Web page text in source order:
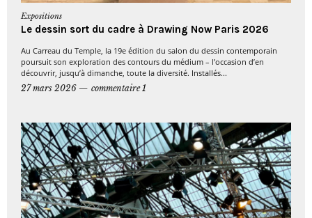
Expositions
Le dessin sort du cadre à Drawing Now Paris 2026
Au Carreau du Temple, la 19e édition du salon du dessin contemporain
poursuit son exploration des contours du médium – l’occasion d’en
découvrir, jusqu’à dimanche, toute la diversité. Installés...
27 mars 2026
commentaire 1